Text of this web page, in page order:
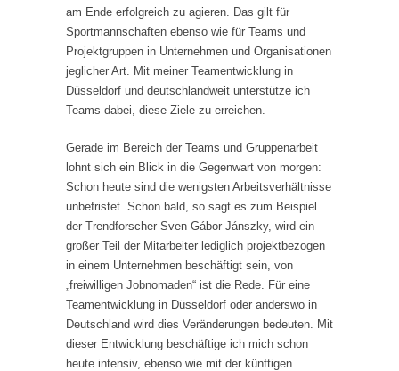
am Ende erfolgreich zu agieren. Das gilt für
Sportmannschaften ebenso wie für Teams und
Projektgruppen in Unternehmen und Organisationen
jeglicher Art. Mit meiner Teamentwicklung in
Düsseldorf und deutschlandweit unterstütze ich
Teams dabei, diese Ziele zu erreichen.
Gerade im Bereich der Teams und Gruppenarbeit
lohnt sich ein Blick in die Gegenwart von morgen:
Schon heute sind die wenigsten Arbeitsverhältnisse
unbefristet. Schon bald, so sagt es zum Beispiel
der Trendforscher Sven Gábor Jánszky, wird ein
großer Teil der Mitarbeiter lediglich projektbezogen
in einem Unternehmen beschäftigt sein, von
„freiwilligen Jobnomaden“ ist die Rede. Für eine
Teamentwicklung in Düsseldorf oder anderswo in
Deutschland wird dies Veränderungen bedeuten. Mit
dieser Entwicklung beschäftige ich mich schon
heute intensiv, ebenso wie mit der künftigen